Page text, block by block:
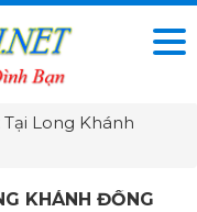
Long Khánh
KHÁNH ĐỒNG